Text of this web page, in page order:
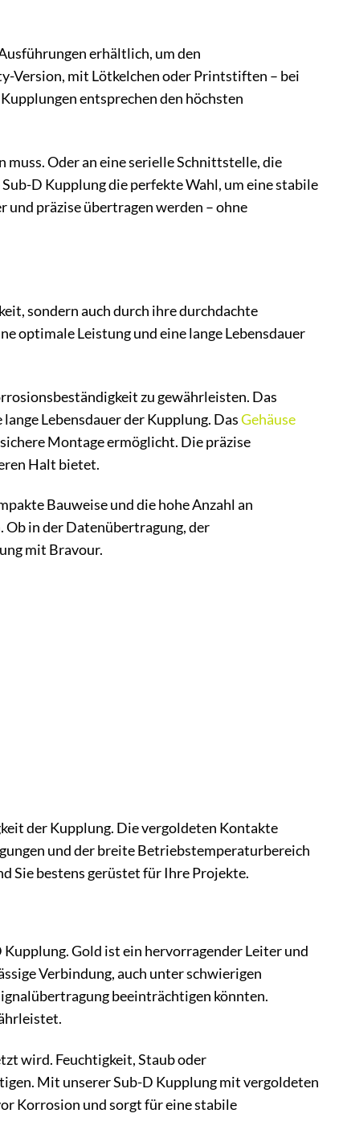
erhältlich, um den
Version, mit Lötkelchen oder Printstiften – bei
entsprechen den höchsten
Oder an eine serielle Schnittstelle, die
D Kupplung die perfekte Wahl, um eine stabile
und präzise übertragen werden – ohne
sondern auch durch ihre durchdachte
optimale Leistung und eine lange Lebensdauer
zu gewährleisten. Das
Lebensdauer der Kupplung. DasGehäuse
Montage ermöglicht. Die präzise
Halt bietet.
Bauweise und die hohe Anzahl an
Ob in der Datenübertragung, der
mit Bravour.
der Kupplung. Die vergoldeten Kontakte
und der breite Betriebstemperaturbereich
Sie bestens gerüstet für Ihre Projekte.
Gold ist ein hervorragender Leiter und
Verbindung, auch unter schwierigen
beeinträchtigen könnten.
wird. Feuchtigkeit, Staub oder
Mit unserer Sub-D Kupplung mit vergoldeten
Korrosion und sorgt für eine stabile